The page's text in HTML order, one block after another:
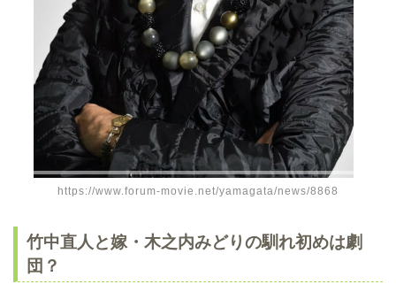
https://www.forum-movie.net/yamagata/news/8868
竹中直人と嫁・木之内みどりの馴れ初めは劇
団？